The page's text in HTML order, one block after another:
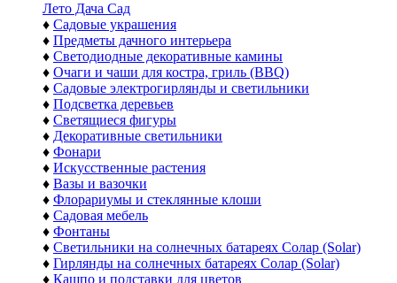
Лето Дача Сад
♦ Садовые украшения
♦ Предметы дачного интерьера
♦ Светодиодные декоративные камины
♦ Очаги и чаши для костра, гриль (BBQ)
♦ Садовые электрогирлянды и светильники
♦ Подсветка деревьев
♦ Светящиеся фигуры
♦ Декоративные светильники
♦ Фонари
♦ Искусственные растения
♦ Вазы и вазочки
♦ Флорариумы и стеклянные клоши
♦ Садовая мебель
♦ Фонтаны
♦ Светильники на солнечных батареях Солар (Solar)
♦ Гирлянды на солнечных батареях Солар (Solar)
♦ Кашпо и подставки для цветов